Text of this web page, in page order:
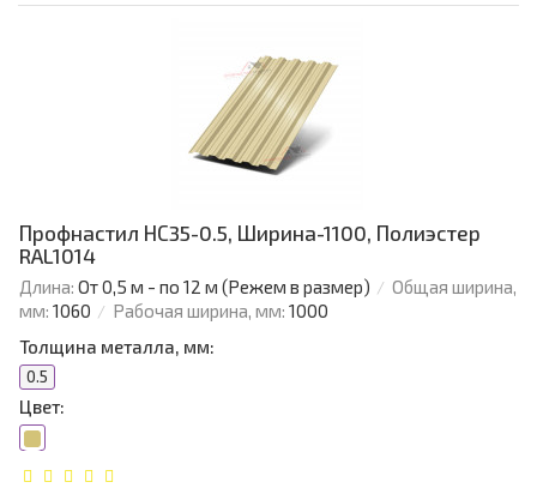
Профнастил НС35-0.5, Ширина-1100, Полиэстер
RAL1014
Длина: От 0,5 м - по 12 м (Режем в размер)
Общая ширина,
мм: 1060 Рабочая ширина, мм: 1000
Толщина металла, мм:
0.5
Цвет: